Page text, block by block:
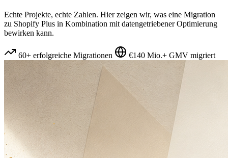
Echte Projekte, echte Zahlen. Hier zeigen wir, was eine Migration
zu Shopify Plus in Kombination mit datengetriebener Optimierung
bewirken kann.
60+ erfolgreiche Migrationen €140 Mio.+ GMV migriert